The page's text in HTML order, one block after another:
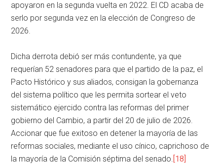
apoyaron en la segunda vuelta en 2022. El CD acaba de
serlo por segunda vez en la elección de Congreso de
2026.
Dicha derrota debió ser más contundente, ya que
requerían 52 senadores para que el partido de la paz, el
Pacto Histórico y sus aliados, consigan la gobernanza
del sistema político que les permita sortear el veto
sistemático ejercido contra las reformas del primer
gobierno del Cambio, a partir del 20 de julio de 2026.
Accionar que fue exitoso en detener la mayoría de las
reformas sociales, mediante el uso cínico, caprichoso de
la mayoría de la Comisión séptima del senado.[18]